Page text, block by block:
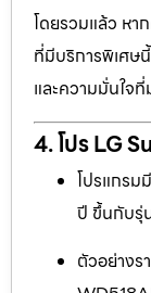
โดยรวมแล้ว หา
ที่มีบริการพิเศษ
และความมั่นใจ
4. โปร LG
โปรแกรม
ปี ขึ้นกับรุ่
ตัวอย่างร